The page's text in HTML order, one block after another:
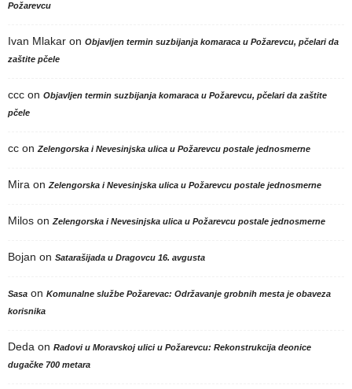
Požarevcu
Ivan Mlakar on Objavljen termin suzbijanja komaraca u Požarevcu, pčelari da
zaštite pčele
ccc on Objavljen termin suzbijanja komaraca u Požarevcu, pčelari da zaštite
pčele
cc onZelengorska i Nevesinjska ulica u Požarevcu postale jednosmerne
Mira onZelengorska i Nevesinjska ulica u Požarevcu postale jednosmerne
Milos onZelengorska i Nevesinjska ulica u Požarevcu postale jednosmerne
Bojan on Satarašijada u Dragovcu 16. avgusta
Sasa on Komunalne službe Požarevac: Održavanje grobnih mesta je obaveza
korisnika
Deda on Radovi u Moravskoj ulici u Požarevcu: Rekonstrukcija deonice
dugačke 700 metara